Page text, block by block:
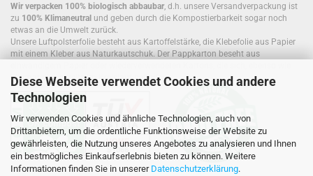
Diese Webseite verwendet Cookies und andere
Technologien
Wir verwenden Cookies und ähnliche Technologien, auch von
Drittanbietern, um die ordentliche Funktionsweise der Website zu
gewährleisten, die Nutzung unseres Angebotes zu analysieren und Ihnen
ein bestmögliches Einkaufserlebnis bieten zu können. Weitere
Informationen finden Sie in unserer Datenschutzerklärung.
Wir verpacken 100% biologisch abbaubar, d.h. unsere Versandverpackung ist
zu 100% Klimaneutral und geben durch die Kompostierbarkeit sogar noch
etwas an die Umwelt zurück.
Unsere Luftpolsterfolie besteht aus Kartoffelstärke, die Klebefolie aus Papier
mit einem Kleber aus Naturkautschuk. Der Pappkarton beseht aus
Füllmaterial, bereits im Kreislauf befinden.